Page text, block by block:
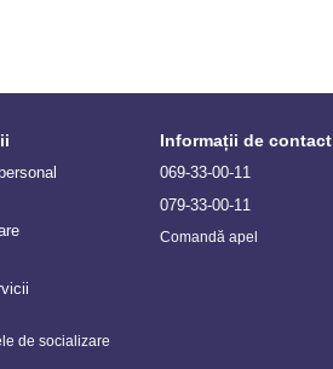
de socializare
Informații de contact
069-33-00-11
079-33-00-11
Comandă apel